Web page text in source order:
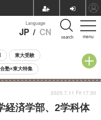
menu
Language
JP / CN search
東大受験
塾×東大特集
験 小学校受験
人気記事
経済学部、2学科体
2025.7.11 Fri 17:30